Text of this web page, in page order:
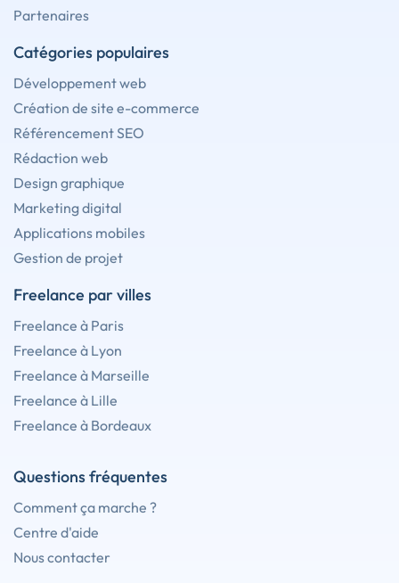
Partenaires
Catégories populaires
Développement web
Création de site e-commerce
Référencement SEO
Rédaction web
Design graphique
Marketing digital
Applications mobiles
Gestion de projet
Freelance par villes
Freelance à Paris
Freelance à Lyon
Freelance à Marseille
Freelance à Lille
Freelance à Bordeaux
Questions fréquentes
Comment ça marche ?
Centre d'aide
Nous contacter